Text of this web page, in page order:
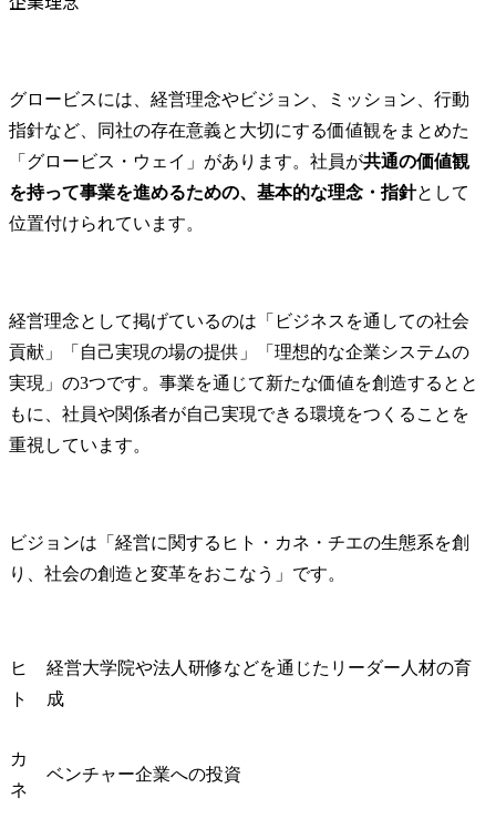
グロービスには、経営理念やビジョン、ミッション、行動
指針など、同社の存在意義と大切にする価値観をまとめた
「グロービス・ウェイ」があります。社員が共通の価値観
を持って事業を進めるための、基本的な理念・指針として
位置付けられています。
経営理念として掲げているのは「ビジネスを通しての社会
貢献」「自己実現の場の提供」「理想的な企業システムの
実現」の3つです。事業を通じて新たな価値を創造するとと
もに、社員や関係者が自己実現できる環境をつくることを
重視しています。
ビジョンは「経営に関するヒト・カネ・チエの生態系を創
り、社会の創造と変革をおこなう」です。
ヒ
ト
経営大学院や法人研修などを通じたリーダー人材の育
成
カ
ネ
ベンチャー企業への投資